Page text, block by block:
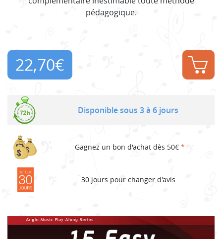
pédagogique.
22,70€
Disponible sous 3 à 6 jours
Gagnez un bon d'achat dès 50€ *
30 jours pour changer d'avis